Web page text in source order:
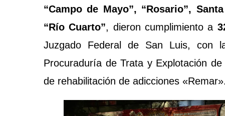
“Campo de Mayo”, “Rosario”,
“Río Cuarto”, dieron cumplimiento a
Juzgado Federal de San Luis, con
Procuraduría de Trata y Explotación
de rehabilitación de adicciones «Remar».